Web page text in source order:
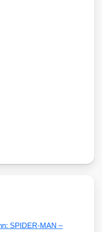
SPIDER-MAN –